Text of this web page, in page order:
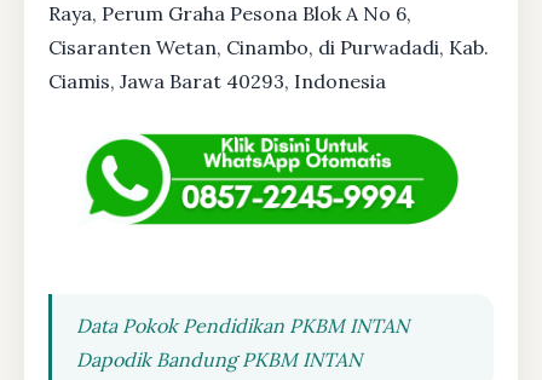
Raya, Perum Graha Pesona Blok A No 6,
Cisaranten Wetan, Cinambo, di Purwadadi, Kab.
Ciamis, Jawa Barat 40293, Indonesia
Data Pokok Pendidikan PKBM INTAN
Dapodik Bandung PKBM INTAN